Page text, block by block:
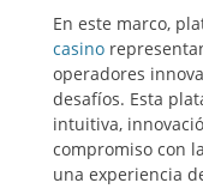
En este marco,
casino
operadores
desafíos. Esta
intuitiva,
compromiso con
una experiencia